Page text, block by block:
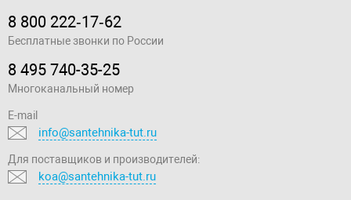
8 800 222‑17‑62
Бесплатные звонки по России
8 495 740-35-25
Многоканальный номер
E-mail
info@santehnika-tut.ru
Для поставщиков и производителей:
koa@santehnika-tut.ru